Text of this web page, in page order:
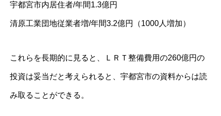
宇都宮市内居住者/年間1.3億円
清原工業団地従業者増/年間3.2億円（1000人増加）
これらを長期的に見ると、ＬＲＴ整備費用の260億円の
投資は妥当だと考えられると、宇都宮市の資料からは読
み取ることができる。